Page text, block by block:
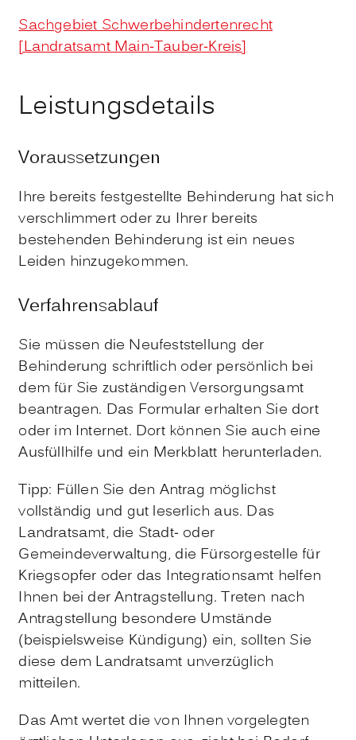
Sachgebiet Schwerbehindertenrecht
[Landratsamt Main-Tauber-Kreis]
Leistungsdetails
Voraussetzungen
Ihre bereits festgestellte Behinderung hat sich
verschlimmert oder zu Ihrer bereits
bestehenden Behinderung ist ein neues
Leiden hinzugekommen.
Verfahrensablauf
Sie müssen die Neufeststellung der
Behinderung schriftlich oder persönlich bei
dem für Sie zuständigen Versorgungsamt
beantragen. Das Formular erhalten Sie dort
oder im Internet. Dort können Sie auch eine
Ausfüllhilfe und ein Merkblatt herunterladen.
Tipp: Füllen Sie den Antrag möglichst
vollständig und gut leserlich aus. Das
Landratsamt, die Stadt- oder
Gemeindeverwaltung, die Fürsorgestelle für
Kriegsopfer oder das Integrationsamt helfen
Ihnen bei der Antragstellung. Treten nach
Antragstellung besondere Umstände
(beispielsweise Kündigung) ein, sollten Sie
diese dem Landratsamt unverzüglich
mitteilen.
Das Amt wertet die von Ihnen vorgelegten